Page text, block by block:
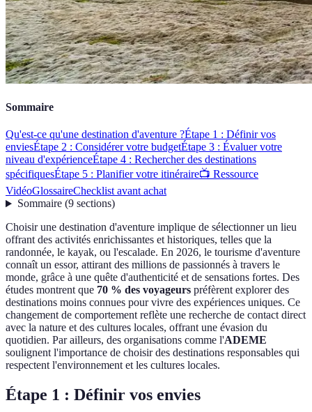
Sommaire
Qu'est-ce qu'une destination d'aventure ?Étape 1 : Définir vos
enviesÉtape 2 : Considérer votre budgetÉtape 3 : Évaluer votre
niveau d'expérienceÉtape 4 : Rechercher des destinations
spécifiquesÉtape 5 : Planifier votre itinéraire📺 Ressource
VidéoGlossaireChecklist avant achat
Sommaire(9 sections)
Choisir une destination d'aventure implique de sélectionner un lieu
offrant des activités enrichissantes et historiques, telles que la
randonnée, le kayak, ou l'escalade. En 2026, le tourisme d'aventure
connaît un essor, attirant des millions de passionnés à travers le
monde, grâce à une quête d'authenticité et de sensations fortes. Des
études montrent que 70 % des voyageurs préfèrent explorer des
destinations moins connues pour vivre des expériences uniques. Ce
changement de comportement reflète une recherche de contact direct
avec la nature et des cultures locales, offrant une évasion du
quotidien. Par ailleurs, des organisations comme l'ADEME
soulignent l'importance de choisir des destinations responsables qui
respectent l'environnement et les cultures locales.
Étape 1 : Définir vos envies